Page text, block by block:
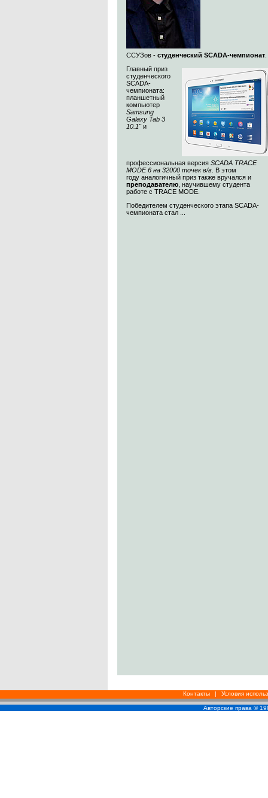
ССУЗов - студенческий SCADA-чемпионат
Главный приз
студенческого
SCADA-
чемпионата:
планшетный
компьютер
Samsung
Galaxy Tab 3
10.1"и
профессиональная версия SCADA TRACE
MODE 6 на 32000 точек в/в . В этом
году аналогичный приз также вручался и
преподавателю , научившему студента
работе с TRACE MODE.
Победителем студенческого этапа SCADA-
чемпионата стал ...
Контакты | Условия
Авторские права ©